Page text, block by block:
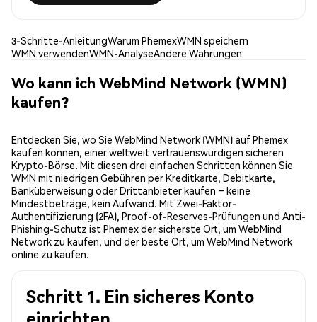
3-Schritte-AnleitungWarum PhemexWMN speichern
WMN verwendenWMN-AnalyseAndere Währungen
Wo kann ich WebMind Network (WMN)
kaufen?
Entdecken Sie, wo Sie WebMind Network (WMN) auf Phemex
kaufen können, einer weltweit vertrauenswürdigen sicheren
Krypto-Börse. Mit diesen drei einfachen Schritten können Sie
WMN mit niedrigen Gebühren per Kreditkarte, Debitkarte,
Banküberweisung oder Drittanbieter kaufen – keine
Mindestbeträge, kein Aufwand. Mit Zwei-Faktor-
Authentifizierung (2FA), Proof-of-Reserves-Prüfungen und Anti-
Phishing-Schutz ist Phemex der sicherste Ort, um WebMind
Network zu kaufen, und der beste Ort, um WebMind Network
online zu kaufen.
Schritt 1. Ein sicheres Konto